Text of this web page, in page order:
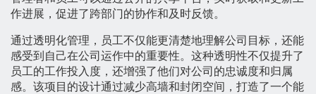
作进展，促进了跨部门的协作和及时反馈。
通过透明化管理，员工不仅能更清楚地理解公司目标，还能
感受到自己在公司运作中的重要性。这种透明性不仅提升了
员工的工作投入度，还增强了他们对公司的忠诚度和归属
感。该项目的设计通过减少高墙和封闭空间，打造了一个能